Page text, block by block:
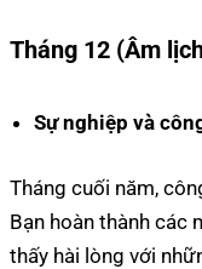
Tháng 12 (Âm
Sự nghiệp và
Tháng cuối năm,
Bạn hoàn thành các
thấy hài lòng với